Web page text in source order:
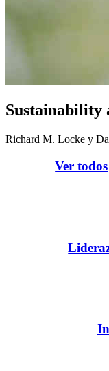
Sustainability
Richard M. Locke y
Ver todos